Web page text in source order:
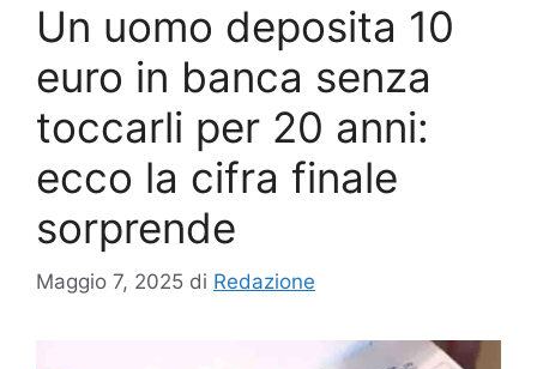
Un uomo deposita 10
euro in banca senza
toccarli per 20 anni:
ecco la cifra finale
sorprende
Maggio 7, 2025 di Redazione